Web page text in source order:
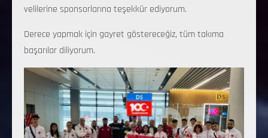
velilerine sponsorlarına teşekkür ediyorum.
Derece yapmak için gayret göstereceğiz, tüm takıma
başarılar diliyorum.